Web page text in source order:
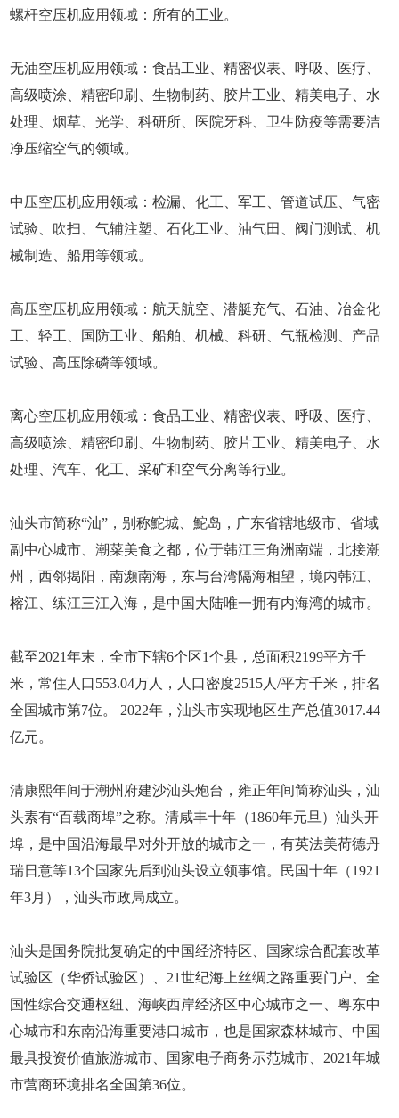
螺杆空压机应用领域：所有的工业。
无油空压机应用领域：食品工业、精密仪表、呼吸、医疗、
高级喷涂、精密印刷、生物制药、胶片工业、精美电子、水
处理、烟草、光学、科研所、医院牙科、卫生防疫等需要洁
净压缩空气的领域。
中压空压机应用领域：检漏、化工、军工、管道试压、气密
试验、吹扫、气辅注塑、石化工业、油气田、阀门测试、机
械制造、船用等领域。
高压空压机应用领域：航天航空、潜艇充气、石油、冶金化
工、轻工、国防工业、船舶、机械、科研、气瓶检测、产品
试验、高压除磷等领域。
离心空压机应用领域：食品工业、精密仪表、呼吸、医疗、
高级喷涂、精密印刷、生物制药、胶片工业、精美电子、水
处理、汽车、化工、采矿和空气分离等行业。
汕头市简称“汕”，别称鮀城、鮀岛，广东省辖地级市、省域
副中心城市、潮菜美食之都，位于韩江三角洲南端，北接潮
州，西邻揭阳，南濒南海，东与台湾隔海相望，境内韩江、
榕江、练江三江入海，是中国大陆唯一拥有内海湾的城市。
截至2021年末，全市下辖6个区1个县，总面积2199平方千
米，常住人口553.04万人，人口密度2515人/平方千米，排名
全国城市第7位。 2022年，汕头市实现地区生产总值3017.44
亿元。
清康熙年间于潮州府建沙汕头炮台，雍正年间简称汕头，汕
头素有“百载商埠”之称。清咸丰十年（1860年元旦）汕头开
埠，是中国沿海最早对外开放的城市之一，有英法美荷德丹
瑞日意等13个国家先后到汕头设立领事馆。民国十年（1921
年3月），汕头市政局成立。
汕头是国务院批复确定的中国经济特区、国家综合配套改革
试验区（华侨试验区）、21世纪海上丝绸之路重要门户、全
国性综合交通枢纽、海峡西岸经济区中心城市之一、粤东中
心城市和东南沿海重要港口城市，也是国家森林城市、中国
最具投资价值旅游城市、国家电子商务示范城市、2021年城
市营商环境排名全国第36位。